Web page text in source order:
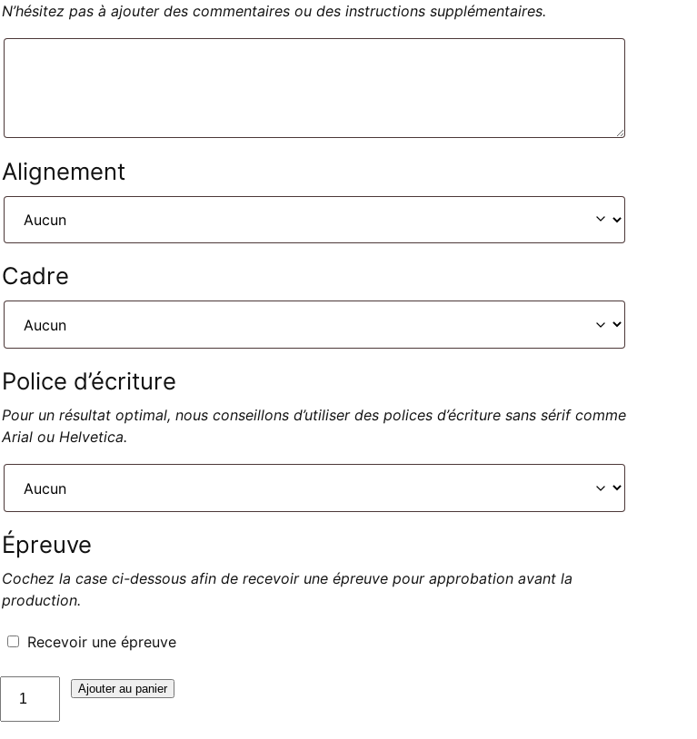
N’hésitez pas à ajouter des commentaires ou des instructions supplémentaires.
Alignement
Cadre
Police d’écriture
Pour un résultat optimal, nous conseillons d’utiliser des polices d’écriture sans sérif comme
Arial ou Helvetica.
Épreuve
Cochez la case ci-dessous afin de recevoir une épreuve pour approbation avant la
production.
Recevoir une épreuve
Ajouter au panier